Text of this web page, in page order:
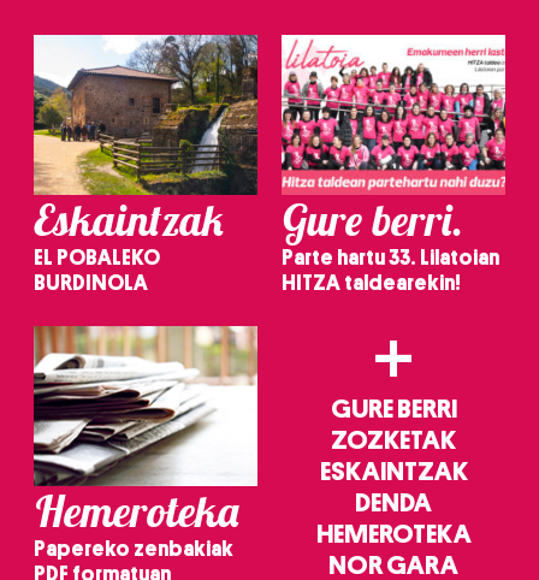
Eskaintzak
EL POBALEKO
BURDINOLA
Gure berri.
Parte hartu 33. Lilatoian
HITZA taldearekin!
Hemeroteka
Papereko zenbakiak
PDF formatuan
+
GURE BERRI
ZOZKETAK
ESKAINTZAK
DENDA
HEMEROTEKA
NOR GARA